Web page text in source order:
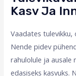
Kasv Ja
Vaadates
Nende pidev
rahulolule ja ausale
edasiseks